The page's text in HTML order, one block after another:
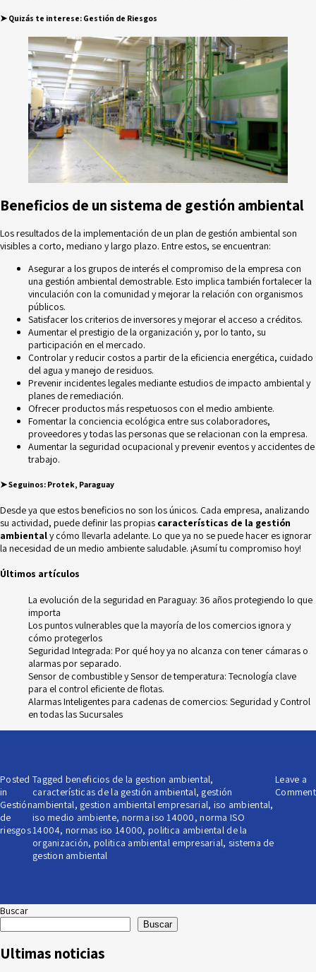
➤ Quizás te interese: Gestión de Riesgos
Beneficios de un sistema de gestión ambiental
Los resultados de la implementación de un plan de gestión ambiental son
visibles a corto, mediano y largo plazo. Entre estos, se encuentran:
Asegurar a los grupos de interés el compromiso de la empresa con
una gestión ambiental demostrable. Esto implica también fortalecer la
vinculación con la comunidad y mejorar la relación con organismos
públicos.
Satisfacer los criterios de inversores y mejorar el acceso a créditos.
Aumentar el prestigio de la organización y, por lo tanto, su
participación en el mercado.
Controlar y reducir costos a partir de la eficiencia energética, cuidado
del agua y manejo de residuos.
Prevenir incidentes legales mediante estudios de impacto ambiental y
planes de remediación.
Ofrecer productos más respetuosos con el medio ambiente.
Fomentar la conciencia ecológica entre sus colaboradores,
proveedores y todas las personas que se relacionan con la empresa.
Aumentar la seguridad ocupacional y prevenir eventos y accidentes de
trabajo.
➤Seguinos: Protek, Paraguay
Desde ya que estos beneficios no son los únicos. Cada empresa, analizando
su actividad, puede definir las propias características de la gestión
ambientaly cómo llevarla adelante. Lo que ya no se puede hacer es ignorar
la necesidad de un medio ambiente saludable. ¡Asumí tu compromiso hoy!
Últimos artículos
La evolución de la seguridad en Paraguay: 36 años protegiendo lo que
importa
Los puntos vulnerables que la mayoría de los comercios ignora y
cómo protegerlos
Seguridad Integrada: Por qué hoy ya no alcanza con tener cámaras o
alarmas por separado.
Sensor de combustible y Sensor de temperatura: Tecnología clave
para el control eficiente de flotas.
Alarmas Inteligentes para cadenas de comercios: Seguridad y Control
en todas las Sucursales
Posted
in
Gestión
de
riesgos
Tagged beneficios de la gestion ambiental,
características de la gestión ambiental, gestión
ambiental, gestion ambiental empresarial, iso ambiental,
iso medio ambiente, norma iso 14000,norma ISO
14004, normas iso 14000, politica ambiental de la
organización, politica ambiental empresarial, sistema de
gestion ambiental
Leave a
Comment
Buscar
Buscar
Ultimas noticias